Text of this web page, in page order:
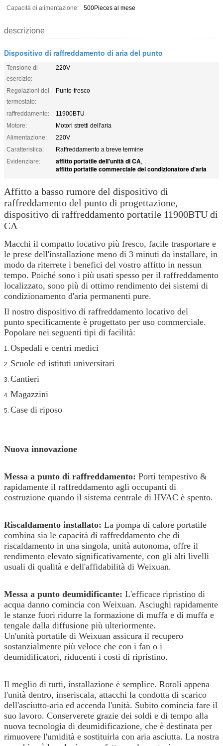
Capacità di alimentazione:
500Pieces al mese
descrizione
Dispositivo di raffreddamento di aria del punto
Tensione di
esercizio:
220V
Regolazioni del
termostato:
Punto-fresco
raffreddamento:
11900BTU
Motore:
Motori stretti dell'aria
Alimentazione:
220V
Caratteristica:
Raffreddamento a breve termine
Evidenziare:
affitto portatile dell'unità di CA,
affitto portatile commerciale del condizionatore d'aria
Affitto a basso rumore del dispositivo di
raffreddamento del punto di progettazione,
dispositivo di raffreddamento portatile 11900BTU di
CA
Macchi il compatto locativo più fresco, facile trasportare e
le prese dell'installazione meno di 3 minuti da installare, in
modo da riterrete i benefici del vostro affitto in nessun
tempo. Poiché sono i più usati spesso per il raffreddamento
localizzato, sono più di ottimo rendimento dei sistemi di
condizionamento d'aria permanenti pure.
Il nostro dispositivo di raffreddamento locativo del
punto specificamente è progettato per uso commerciale.
Popolare nei seguenti tipi di facilità:
1. Ospedali e centri medici
2. Scuole ed istituti universitari
3. Cantieri
4. Magazzini
5. Case di riposo
Nuova innovazione
Messa a punto di raffreddamento: Porti tempestivo &
rapidamente il raffreddamento agli occupanti di
costruzione quando il sistema centrale di HVAC è spento.
Riscaldamento installato: La pompa di calore portatile
combina sia le capacità di raffreddamento che di
riscaldamento in una singola, unità autonoma, offre il
rendimento elevato significativamente, con gli alti livelli
usuali di qualità e dell'affidabilità di Weixuan.
Messa a punto deumidificante: L'efficace ripristino di
acqua danno comincia con Weixuan. Asciughi rapidamente
le stanze fuori ridurre la formazione di muffa e di muffa e
tengale dalla diffusione più ulteriormente.
Un'unità portatile di Weixuan assicura il recupero
sostanzialmente più veloce che con i fan o i
deumidificatori, riducenti i costi di ripristino.
Il meglio di tutti, installazione è semplice. Rotoli appena
l'unità dentro, inseriscala, attacchi la condotta di scarico
dell'asciutto-aria ed accenda l'unità. Subito comincia fare il
suo lavoro. Conserverete grazie dei soldi e di tempo alla
nuova tecnologia di deumidificazione, che è destinata per
rimuovere l'umidità e sostituirla con aria asciutta. La nostra